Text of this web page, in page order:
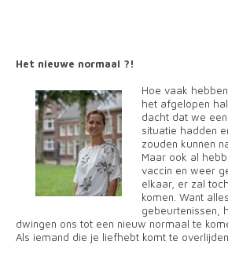
Het nieuwe normaal ?!
Hoe vaak
het afgelopen
dacht dat we
situatie hadden
zouden kunnen
Maar ook al
vaccin en weer
elkaar, er zal
komen. Want
gebeurtenissen,
dwingen ons tot een nieuw normaal te
Als iemand die je liefhebt komt te